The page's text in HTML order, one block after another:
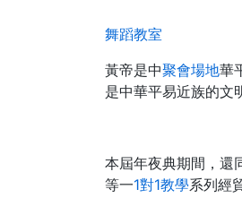
舞蹈教室
黃帝是中聚會場地華
是中華平易近族的文
本屆年夜典期間，還
等一1對1教學系列經